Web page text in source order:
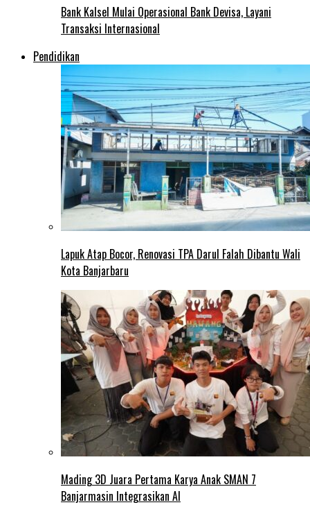
Bank Kalsel Mulai Operasional Bank Devisa, Layani
Transaksi Internasional
Pendidikan
Lapuk Atap Bocor, Renovasi TPA Darul Falah Dibantu Wali
Kota Banjarbaru
Mading 3D Juara Pertama Karya Anak SMAN 7
Banjarmasin Integrasikan AI